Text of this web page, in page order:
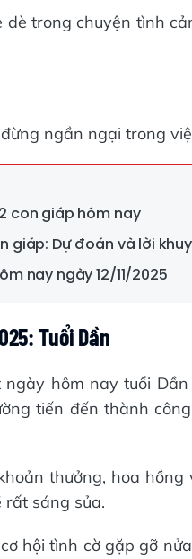
trong chuyện tình
ngần ngại trong
con giáp hôm nay
giáp: Dự đoán và lời
nay ngày 12/11/2025
Tuổi Dần
ngày hôm nay tuổi
tiến đến thành
thưởng, hoa
rất sáng sủa.
hội tình cờ gặp gỡ